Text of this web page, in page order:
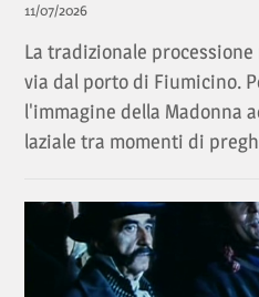
11/07/2026
La tradizionale
via dal porto di Fiumicino.
l'immagine della Madonna
laziale tra momenti di